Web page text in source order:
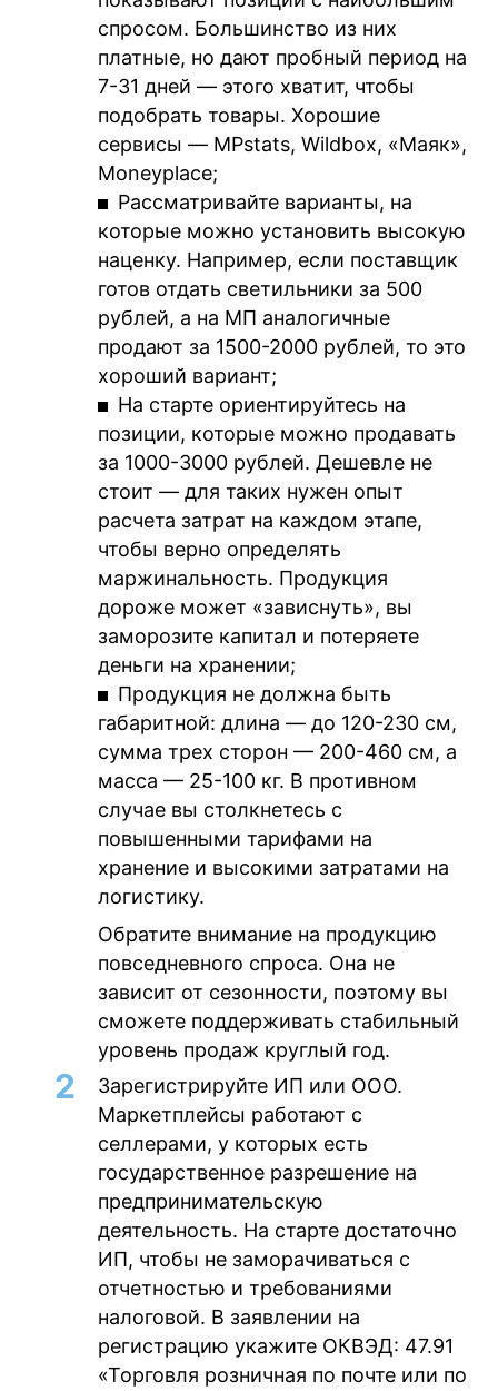
спросом. Большинство из них
платные, но дают пробный период на
7-31 дней — этого хватит, чтобы
подобрать товары. Хорошие
сервисы — MPstats, Wildbox, «Маяк»,
Moneyplace;
Рассматривайте варианты, на
которые можно установить высокую
наценку. Например, если поставщик
готов отдать светильники за 500
рублей, а на МП аналогичные
продают за 1500-2000 рублей, то это
хороший вариант;
На старте ориентируйтесь на
позиции, которые можно продавать
за 1000-3000 рублей. Дешевле не
стоит — для таких нужен опыт
расчета затрат на каждом этапе,
чтобы верно определять
маржинальность. Продукция
дороже может «зависнуть», вы
заморозите капитал и потеряете
деньги на хранении;
Продукция не должна быть
габаритной: длина — до 120-230 см,
сумма трех сторон — 200-460 см, а
масса — 25-100 кг. В противном
случае вы столкнетесь с
повышенными тарифами на
хранение и высокими затратами на
логистику.
Обратите внимание на продукцию
повседневного спроса. Она не
зависит от сезонности, поэтому вы
сможете поддерживать стабильный
уровень продаж круглый год.
Зарегистрируйте ИП или ООО.
Маркетплейсы работают с
селлерами, у которых есть
государственное разрешение на
предпринимательскую
деятельность. На старте достаточно
ИП, чтобы не заморачиваться с
отчетностью и требованиями
налоговой. В заявлении на
регистрацию укажите ОКВЭД: 47.91
«Торговля розничная по почте или по